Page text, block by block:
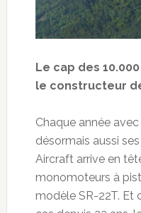
Le cap des
le constructeur
Chaque année
désormais aussi
Aircraft arrive en
monomoteurs à
modèle SR-22T. Et